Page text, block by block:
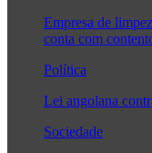
Empresa de
conta com
Política
Lei angolana
Sociedade